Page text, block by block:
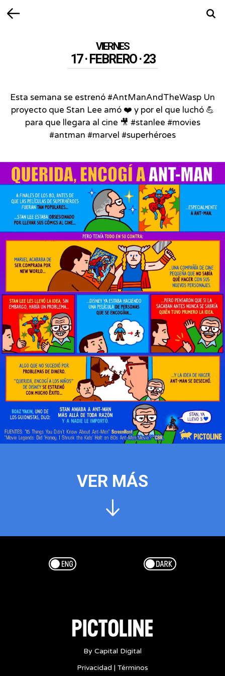
VIERNES
17 · FEBRERO · 23
Esta semana se estrenó #AntManAndTheWasp Un
proyecto que Stan Lee amó ❤️ y por el que luchó 💪
para que llegara al cine 🎥 #stanlee #movies
#antman #marvel #superhéroes
VER MÁS
Esp/Eng Dark/Light
By Capital Digital
Privacidad | Términos